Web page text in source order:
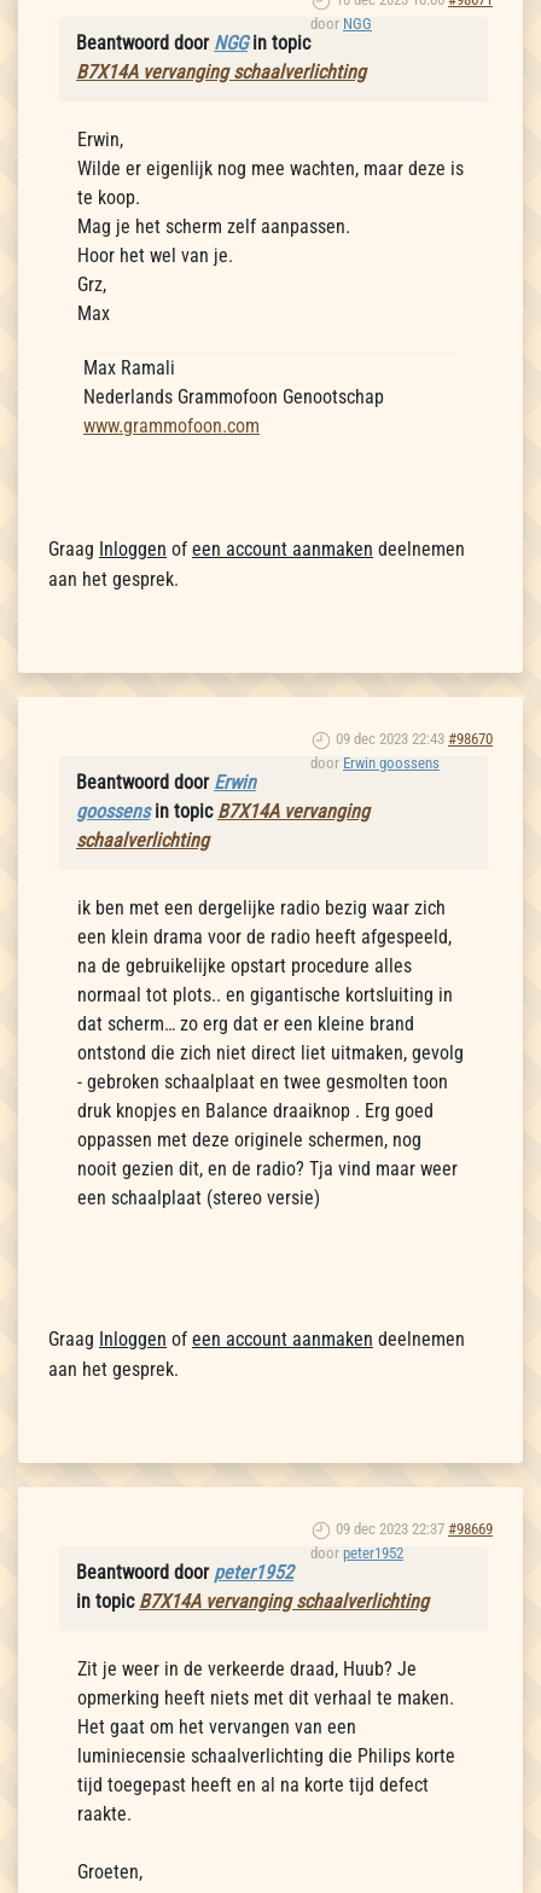
door NGG
Beantwoord door NGGin topic
B7X14A vervanging schaalverlichting
Erwin,
Wilde er eigenlijk nog mee wachten, maar deze is
te koop.
Mag je het scherm zelf aanpassen.
Hoor het wel van je.
Grz,
Max
Max Ramali
Nederlands Grammofoon Genootschap
www.grammofoon.com
Graag Inloggen of een account aanmaken deelnemen
aan het gesprek.
09 dec 2023 22:43 #98670
door Erwin goossens
Beantwoord door Erwin
goossensin topic B7X14A vervanging
schaalverlichting
ik ben met een dergelijke radio bezig waar zich
een klein drama voor de radio heeft afgespeeld,
na de gebruikelijke opstart procedure alles
normaal tot plots.. en gigantische kortsluiting in
dat scherm… zo erg dat er een kleine brand
ontstond die zich niet direct liet uitmaken, gevolg
- gebroken schaalplaat en twee gesmolten toon
druk knopjes en Balance draaiknop . Erg goed
oppassen met deze originele schermen, nog
nooit gezien dit, en de radio? Tja vind maar weer
een schaalplaat (stereo versie)
Graag Inloggen of een account aanmaken deelnemen
aan het gesprek.
09 dec 2023 22:37 #98669
door peter1952
Beantwoord door peter1952
in topic B7X14A vervanging schaalverlichting
Zit je weer in de verkeerde draad, Huub? Je
opmerking heeft niets met dit verhaal te maken.
Het gaat om het vervangen van een
luminiecensie schaalverlichting die Philips korte
tijd toegepast heeft en al na korte tijd defect
raakte.
Groeten,